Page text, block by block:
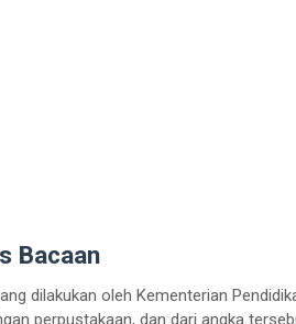
Bacaan
dilakukan oleh Kementerian
perpustakaan, dan dari angka